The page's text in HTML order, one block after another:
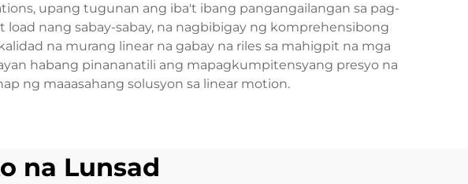
upang tugunan ang iba't ibang pangangailangan sa pag-
nang sabay-sabay, na nagbibigay ng komprehensibong
na murang linear na gabay na riles sa mahigpit na mga
habang pinananatili ang mapagkumpitensyang presyo na
ng maaasahang solusyon sa linear motion.
na Lunsad